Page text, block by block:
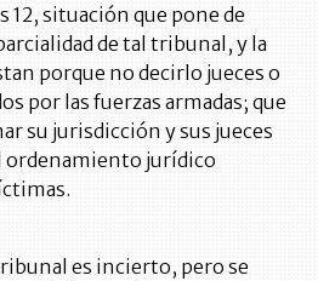
12, situación que pone de
de tal tribunal, y la
porque no decirlo jueces o
por las fuerzas armadas; que
su jurisdicción y sus jueces
ordenamiento jurídico
es incierto, pero se